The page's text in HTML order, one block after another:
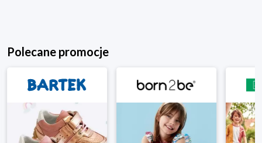
Polecane promocje